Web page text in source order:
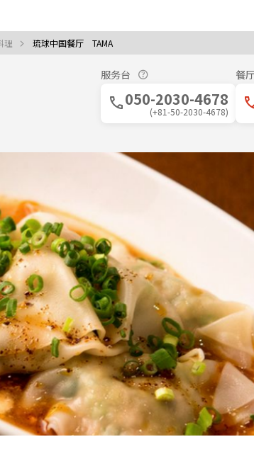
理 琉球中国餐厅 TAMA
服务台
050-2030-4678
(+81-50-2030-4678)
餐